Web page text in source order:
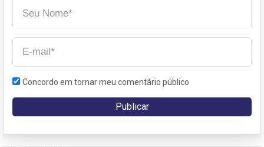
Concordo em tornar meu comentário público